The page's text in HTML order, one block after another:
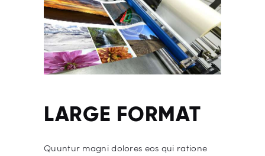
LARGE FORMAT
Quuntur magni dolores eos qui ratione